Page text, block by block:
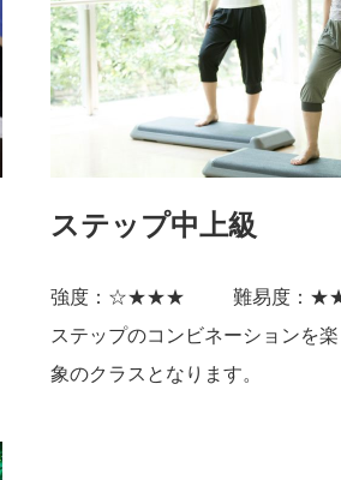
ステップ中上級
強度：☆★★★
難易度：
ステップのコンビネーションを
象のクラスとなります。